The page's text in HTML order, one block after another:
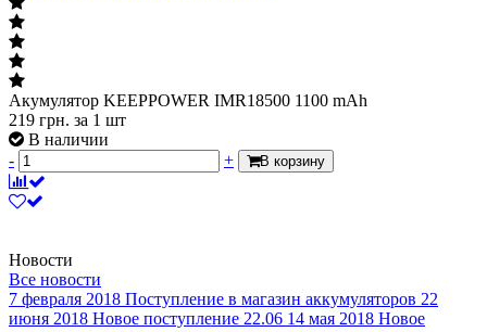
Акумулятор KEEPPOWER IMR18500 1100 mAh
219грн.за 1 шт
В наличии
-
Все новости
7 февраля 2018
июня 2018 Новое поступление 22.06 14 мая 2018 Новое
поступление